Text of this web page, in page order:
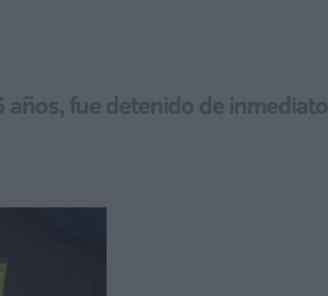
fue detenido de inmediato